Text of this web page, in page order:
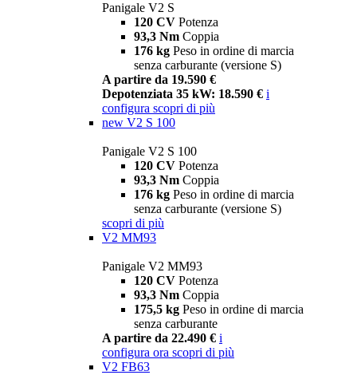
Panigale V2 S
120 CV Potenza
93,3 Nm Coppia
176 kg Peso in ordine di marcia
senza carburante (versione S)
A partire da 19.590 €
Depotenziata 35 kW: 18.590 € i
configura scopri di più
new V2 S 100
Panigale V2 S 100
120 CV Potenza
93,3 Nm Coppia
176 kg Peso in ordine di marcia
senza carburante (versione S)
scopri di più
V2 MM93
Panigale V2 MM93
120 CV Potenza
93,3 Nm Coppia
175,5 kg Peso in ordine di marcia
senza carburante
A partire da 22.490 € i
configura ora scopri di più
V2 FB63